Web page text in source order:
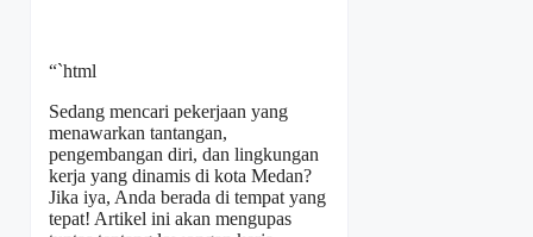
“`html
Sedang mencari pekerjaan yang
menawarkan tantangan,
pengembangan diri, dan lingkungan
kerja yang dinamis di kota Medan?
Jika iya, Anda berada di tempat yang
tepat! Artikel ini akan mengupas